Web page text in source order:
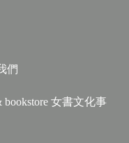
人的名字是一個帳
結束只須滑掉。
突然想起來，隨手
們
bookstore 女書文化事